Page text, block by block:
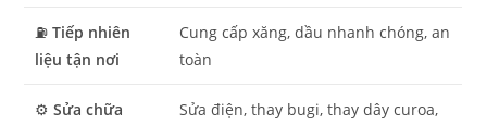
⛽Tiếp nhiên
liệu tận nơi
Cung cấp xăng, dầu nhanh chóng, an
toàn
⚙️Sửa chữa
Sửa điện, thay bugi, thay dây curoa,